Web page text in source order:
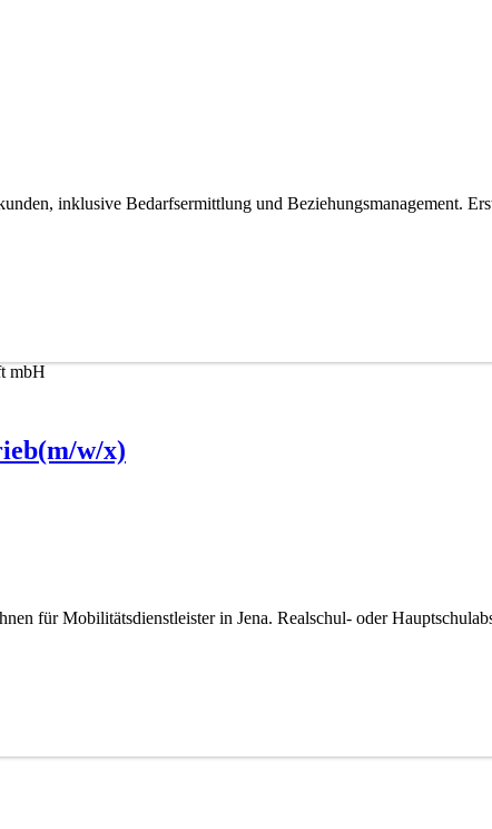
inklusive Bedarfsermittlung und Beziehungsmanagement.
mbH
(m/w/x)
für Mobilitätsdienstleister in Jena. Realschul- oder